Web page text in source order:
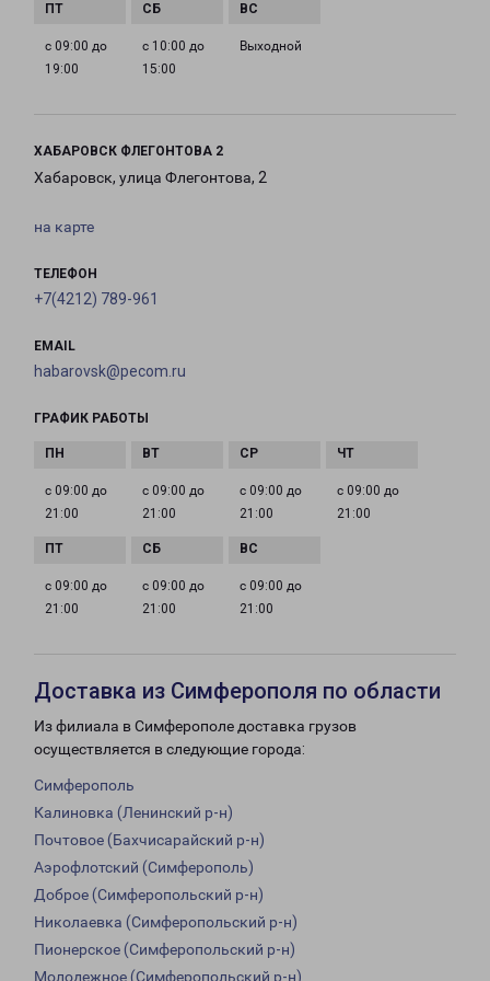
с 09:00 до
19:00
с 10:00 до
15:00
Выходной
ХАБАРОВСК ФЛЕГОНТОВА 2
Хабаровск, улица Флегонтова, 2
на карте
ТЕЛЕФОН
+7(4212) 789-961
EMAIL
habarovsk@pecom.ru
ГРАФИК РАБОТЫ
с 09:00 до
21:00
с 09:00 до
21:00
с 09:00 до
21:00
с 09:00 до
21:00
с 09:00 до
21:00
с 09:00 до
21:00
с 09:00 до
21:00
Доставка из Симферополя по области
Из филиала в Симферополе доставка грузов
осуществляется в следующие города:
Симферополь
Калиновка (Ленинский р-н)
Почтовое (Бахчисарайский р-н)
Аэрофлотский (Симферополь)
Доброе (Симферопольский р-н)
Николаевка (Симферопольский р-н)
Пионерское (Симферопольский р-н)
Молодежное (Симферопольский р-н)